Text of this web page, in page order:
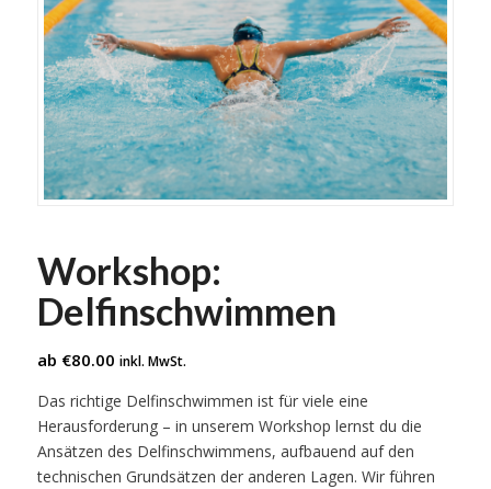
Workshop:
Delfinschwimmen
ab €80.00 inkl. MwSt.
Das richtige Delfinschwimmen ist für viele eine
Herausforderung – in unserem Workshop lernst du die
Ansätzen des Delfinschwimmens, aufbauend auf den
technischen Grundsätzen der anderen Lagen. Wir führen